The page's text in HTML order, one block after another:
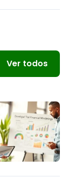
Ver todos